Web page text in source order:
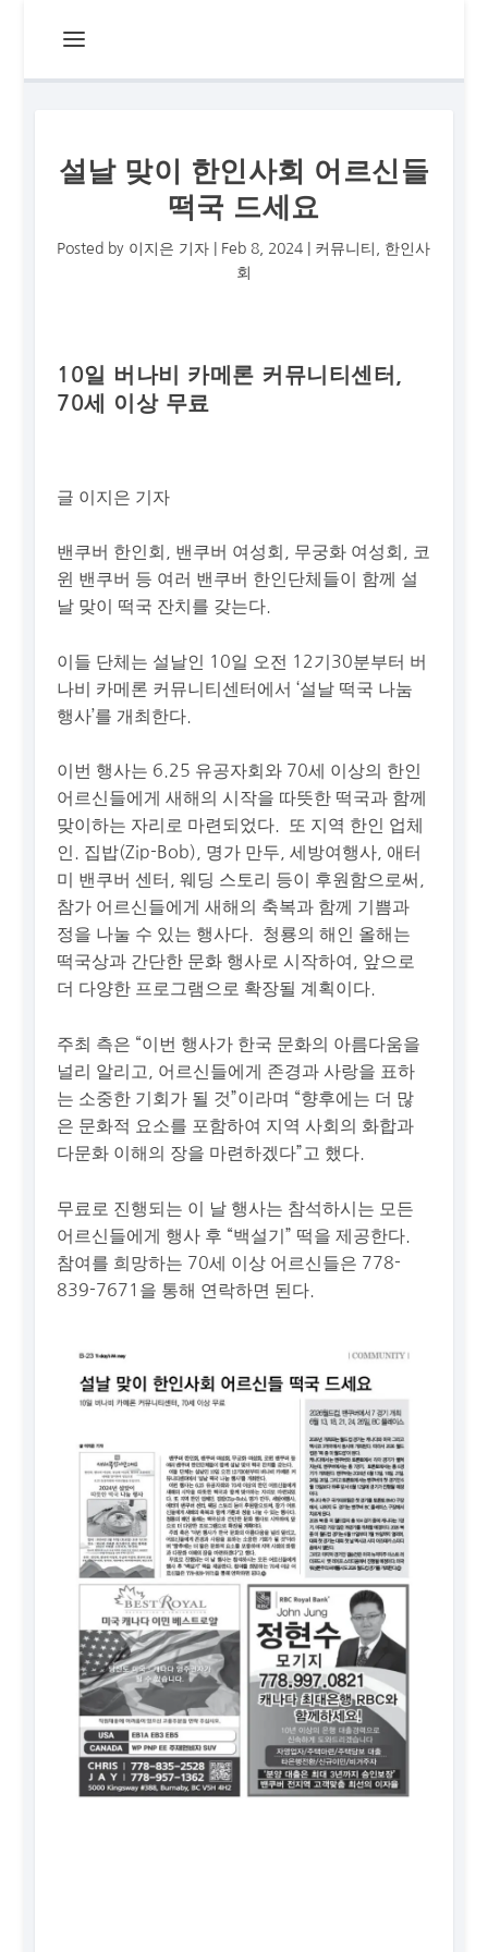
설날 맞이 한인사회 어르신들
떡국 드세요
Posted by 이지은 기자 Feb 8, 2024 커뮤니티
한인사
회
10일 버나비 카메론 커뮤니티센터,
70세 이상 무료
글 이지은 기자
밴쿠버 한인회, 밴쿠버 여성회, 무궁화 여성회, 코
윈 밴쿠버 등 여러 밴쿠버 한인단체들이 함께 설
날 맞이 떡국 잔치를 갖는다.
이들 단체는 설날인 10일 오전 12기30분부터 버
나비 카메론 커뮤니티센터에서 ‘설날 떡국 나눔
행사’를 개최한다.
이번 행사는 6.25 유공자회와 70세 이상의 한인
어르신들에게 새해의 시작을 따뜻한 떡국과 함께
맞이하는 자리로 마련되었다. 또 지역 한인 업체
인. 집밥(Zip-Bob), 명가 만두, 세방여행사, 애터
미 밴쿠버 센터, 웨딩 스토리 등이 후원함으로써,
참가 어르신들에게 새해의 축복과 함께 기쁨과
정을 나눌 수 있는 행사다. 청룡의 해인 올해는
떡국상과 간단한 문화 행사로 시작하여, 앞으로
더 다양한 프로그램으로 확장될 계획이다.
주최 측은 “이번 행사가 한국 문화의 아름다움을
널리 알리고, 어르신들에게 존경과 사랑을 표하
는 소중한 기회가 될 것”이라며 “향후에는 더 많
은 문화적 요소를 포함하여 지역 사회의 화합과
다문화 이해의 장을 마련하겠다”고 했다.
무료로 진행되는 이 날 행사는 참석하시는 모든
어르신들에게 행사 후 “백설기” 떡을 제공한다.
참여를 희망하는 70세 이상 어르신들은 778-
839-7671을 통해 연락하면 된다.